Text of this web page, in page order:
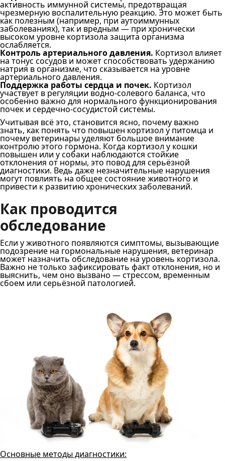
активность иммунной системы, предотвращая
чрезмерную воспалительную реакцию. Это может быть
как полезным (например, при аутоиммунных
заболеваниях), так и вредным — при хронически
высоком уровне кортизола защита организма
ослабляется.
Контроль артериального давления. Кортизол влияет
на тонус сосудов и может способствовать удержанию
натрия в организме, что сказывается на уровне
артериального давления.
Поддержка работы сердца и почек. Кортизол
участвует в регуляции водно-солевого баланса, что
особенно важно для нормального функционирования
почек и сердечно-сосудистой системы.
Учитывая всё это, становится ясно, почему важно
знать, как понять что повышен кортизол у питомца и
почему ветеринары уделяют большое внимание
контролю этого гормона. Когда кортизол у кошки
повышен или у собаки наблюдаются стойкие
отклонения от нормы, это повод для серьёзной
диагностики. Ведь даже незначительные нарушения
могут повлиять на общее состояние животного и
привести к развитию хронических заболеваний.
Как проводится
обследование
Если у животного появляются симптомы, вызывающие
подозрение на гормональные нарушения, ветеринар
может назначить обследование на уровень кортизола.
Важно не только зафиксировать факт отклонения, но и
выяснить, чем оно вызвано — стрессом, временным
сбоем или серьёзной патологией.
Основные методы диагностики: